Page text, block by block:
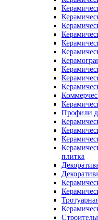
Профили
плитка